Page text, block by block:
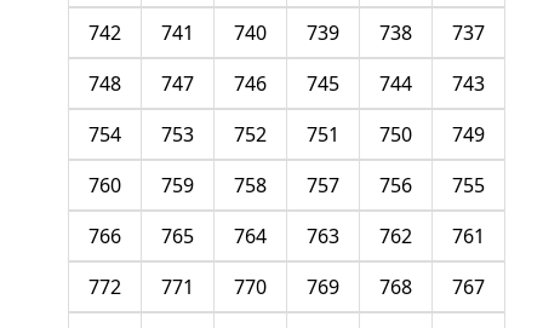
737
738
739
740
741
742
743
744
745
746
747
748
749
750
751
752
753
754
755
756
757
758
759
760
761
762
763
764
765
766
767
768
769
770
771
772